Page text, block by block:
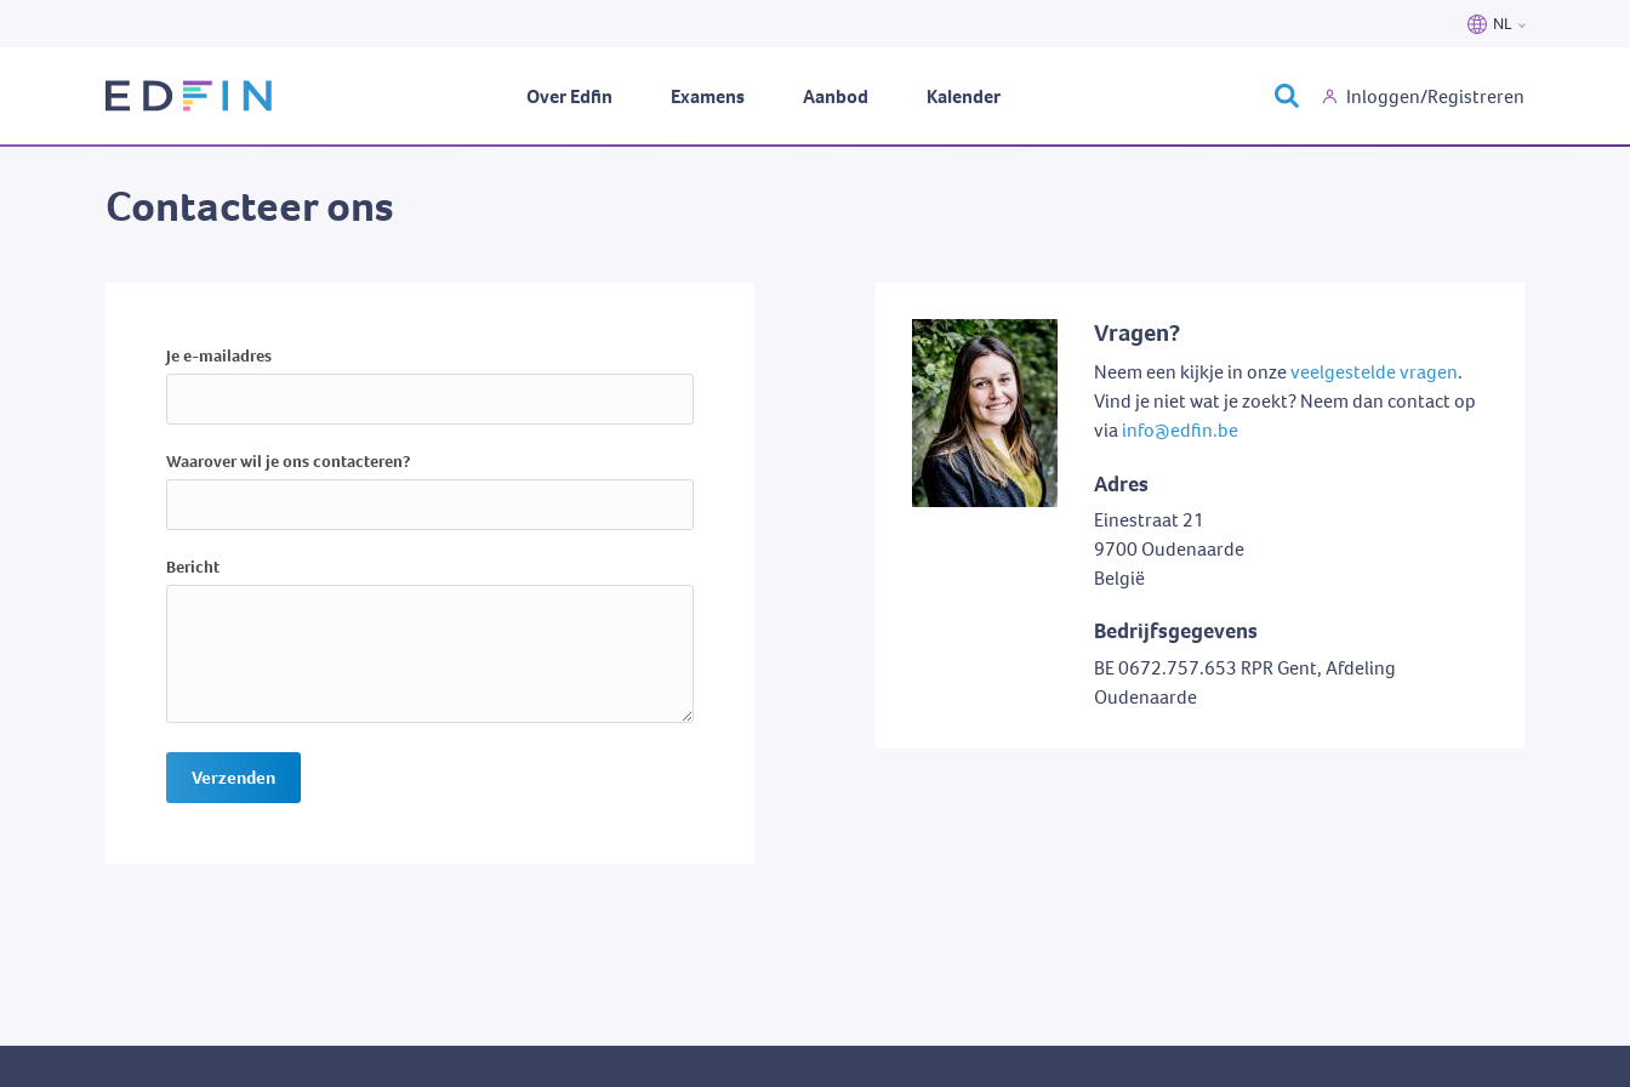
NL
Français
Over Edfin Examens Aanbod Kalender Inloggen/Registreren
Contacteer ons
Je e-mailadres
Waarover wil je ons contacteren?
Bericht
Verzenden
Vragen?
Neem een kijkje in onzeveelgestelde vragen.
Vind je niet wat je zoekt? Neem dan contact op
viainfo@edfin.be
Adres
Einestraat 21
9700 Oudenaarde
België
Bedrijfsgegevens
BE 0672.757.653 RPR Gent, Afdeling
Oudenaarde